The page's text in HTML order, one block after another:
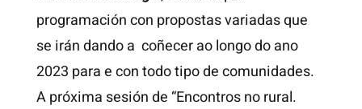
programación con propostas variadas que
se irán dando a coñecer ao longo do ano
2023 para e con todo tipo de comunidades.
A próxima sesión de “Encontros no rural.